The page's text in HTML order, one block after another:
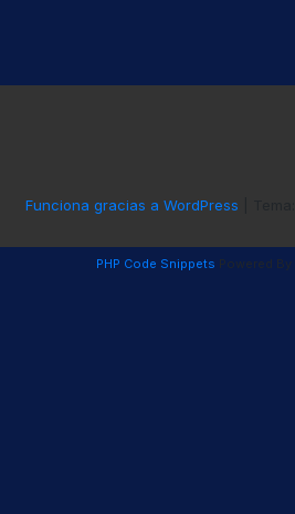
Funciona gracias a WordPress
PHP Code Snippets Powered By :